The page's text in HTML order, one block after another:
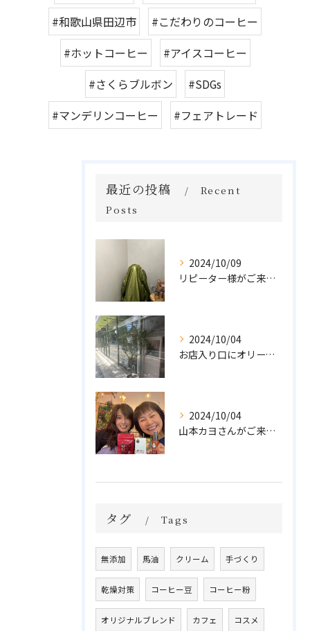
#和歌山県田辺市
#こだわりのコーヒー
#ホットコーヒー
#アイスコーヒー
#さくらブルボン
#SDGs
#マンデリンコーヒー
#フェアトレード
最近の投稿
Recent
Posts
2024/10/09
リピーター様がご来店🌿オーガニックよもぎハーブ蒸し
2024/10/04
お店入り口にオリーブの木を置きました🌲
2024/10/04
山本カヨさんがご来店💓
タグ Tags
無添加 馬油 クリーム 手づくり
乾燥対策 コーヒー豆 コーヒー粉
オリジナルブレンド カフェ コスメ